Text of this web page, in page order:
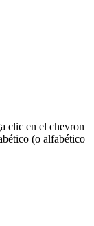
clic en el chevron
(o alfabético